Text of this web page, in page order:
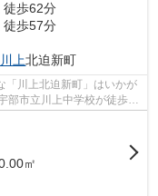
徒歩62分
徒歩57分
上北迫新町
「川上北迫新町」はいかが
部市立川上中学校が徒歩9
㎡